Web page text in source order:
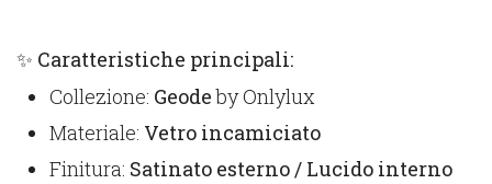
✨ Caratteristiche principali:
Collezione: Geodeby Onlylux
Materiale: Vetro incamiciato
Finitura: Satinato esterno / Lucido interno